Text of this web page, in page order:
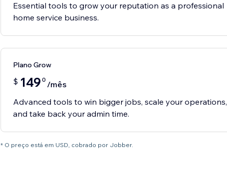
Essential tools to grow your reputation as a professional
home service business.
Plano Grow
$ 149 0 /mês
Advanced tools to win bigger jobs, scale your operations,
and take back your admin time.
* O preço está em USD, cobrado por Jobber.